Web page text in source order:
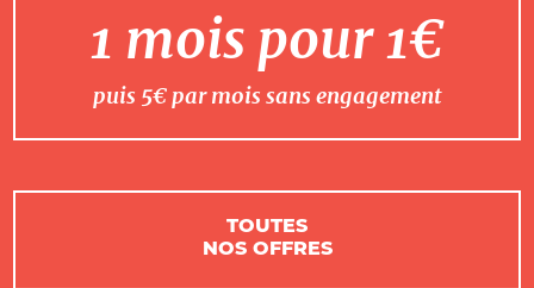
1 mois pour 1€
puis 5€ par mois sans engagement
TOUTES
NOS OFFRES